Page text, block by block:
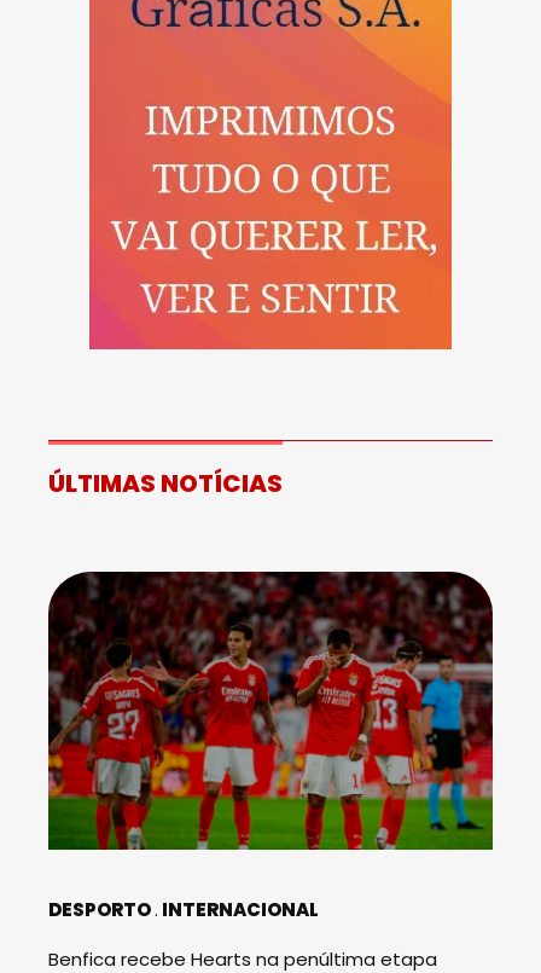
ÚLTIMAS NOTÍCIAS
DESPORTO INTERNACIONAL
Benfica recebe Hearts na penúltima etapa